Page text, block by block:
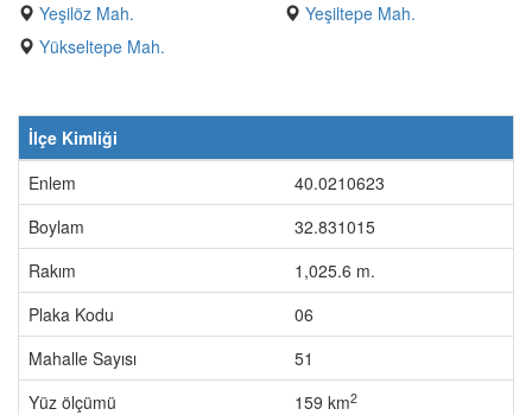
Yeşilöz Mah.
Yeşiltepe Mah.
Yükseltepe Mah.
İlçe Kimliği
Enlem
40.0210623
Boylam
32.831015
Rakım
1,025.6 m.
Plaka Kodu
06
Mahalle Sayısı
51
Yüz ölçümü
159 km2